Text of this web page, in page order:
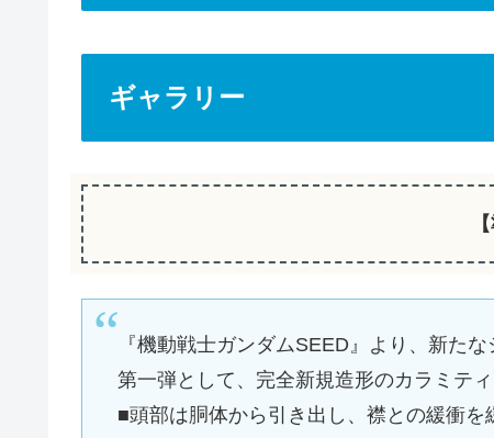
ギャラリー
『機動戦士ガンダムSEED』より、新た
第一弾として、完全新規造形のカラミテ
■頭部は胴体から引き出し、襟との緩衝を